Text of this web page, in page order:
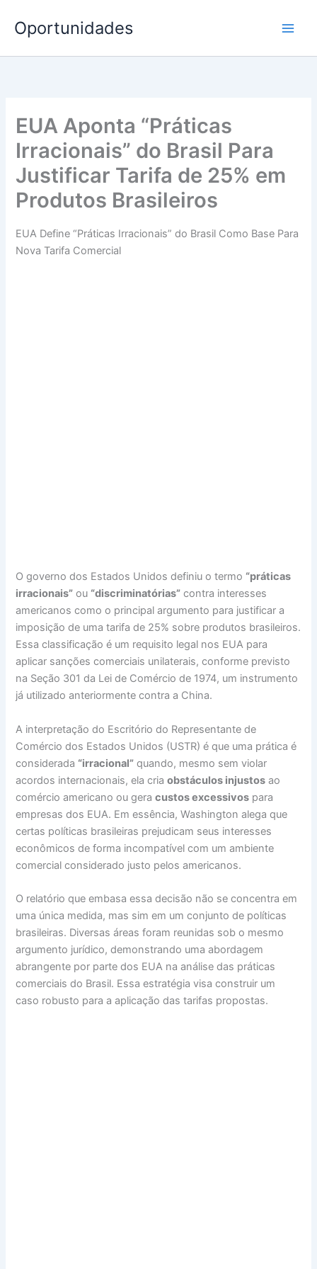
para
conteúdo
Oportunidades
EUA Aponta “Práticas
Irracionais” do Brasil Para
Justificar Tarifa de 25% em
Produtos Brasileiros
EUA Define “Práticas Irracionais” do Brasil Como Base Para
Nova Tarifa Comercial
O governo dos Estados Unidos definiu o termo “práticas
irracionais” ou “discriminatórias” contra interesses
americanos como o principal argumento para justificar a
imposição de uma tarifa de 25% sobre produtos brasileiros.
Essa classificação é um requisito legal nos EUA para
aplicar sanções comerciais unilaterais, conforme previsto
na Seção 301 da Lei de Comércio de 1974, um instrumento
já utilizado anteriormente contra a China.
A interpretação do Escritório do Representante de
Comércio dos Estados Unidos (USTR) é que uma prática é
considerada “irracional” quando, mesmo sem violar
acordos internacionais, ela criaobstáculos injustos ao
comércio americano ou geracustos excessivos para
empresas dos EUA. Em essência, Washington alega que
certas políticas brasileiras prejudicam seus interesses
econômicos de forma incompatível com um ambiente
comercial considerado justo pelos americanos.
O relatório que embasa essa decisão não se concentra em
uma única medida, mas sim em um conjunto de políticas
brasileiras. Diversas áreas foram reunidas sob o mesmo
argumento jurídico, demonstrando uma abordagem
abrangente por parte dos EUA na análise das práticas
comerciais do Brasil. Essa estratégia visa construir um
caso robusto para a aplicação das tarifas propostas.